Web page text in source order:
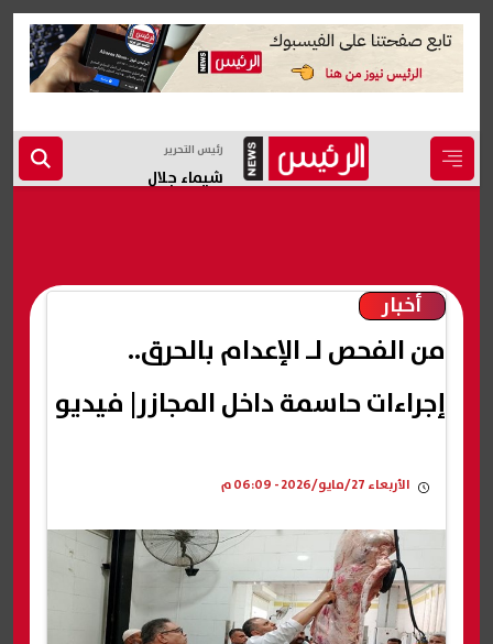
رئيس التحرير
شيماء جلال
أخبار
من الفحص لـ الإعدام بالحرق..
إجراءات حاسمة داخل المجازر| فيديو
الأربعاء 27/مايو/2026 - 06:09 م